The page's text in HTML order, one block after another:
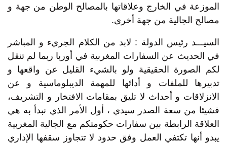
الموزعة في الخارج وعلاقاتها بالمصالح الوطن من جهة و
مصالح الجالية من جهة أخرى.
السيـــد رئيس الدولة : لابد من الكلام الجريء و المباشر
في الحديث عن السفارات المغربية في أوربا ربما لم تنقل
لكم الصورة الحقيقية ولو بالشيء القليل عن واقعها و
تدبيرها للملفات و أدائها للمهمة الديبلوماسية و عن
الانزلاقات و أحداث لا تليق بمقامات الافتخار و التشريف،
فشيئا من سعة الصدر سيدي ، أول الأمر الذي نبدأ به هي
العلاقة الرابطة بين سفارات حكومتكم مع الجالية المغربية
يبدو أنها تكتفي العمل وفق حدود لا تتجاوز سقفها الإداري